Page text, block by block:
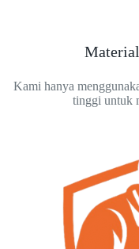
Kami hanya
tinggi untuk